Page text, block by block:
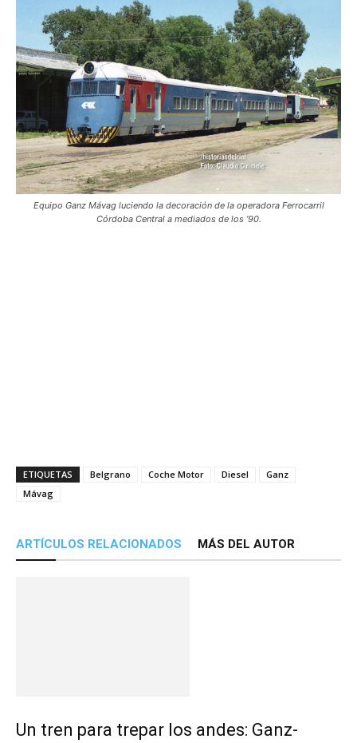
Equipo Ganz Mávag luciendo la decoración de la operadora Ferrocarril
Córdoba Central a mediados de los ’90.
ETIQUETAS Belgrano Coche Motor Diesel
Ganz
Mávag
ARTÍCULOS RELACIONADOS MÁS DEL AUTOR
Un tren para trepar los andes: Ganz-